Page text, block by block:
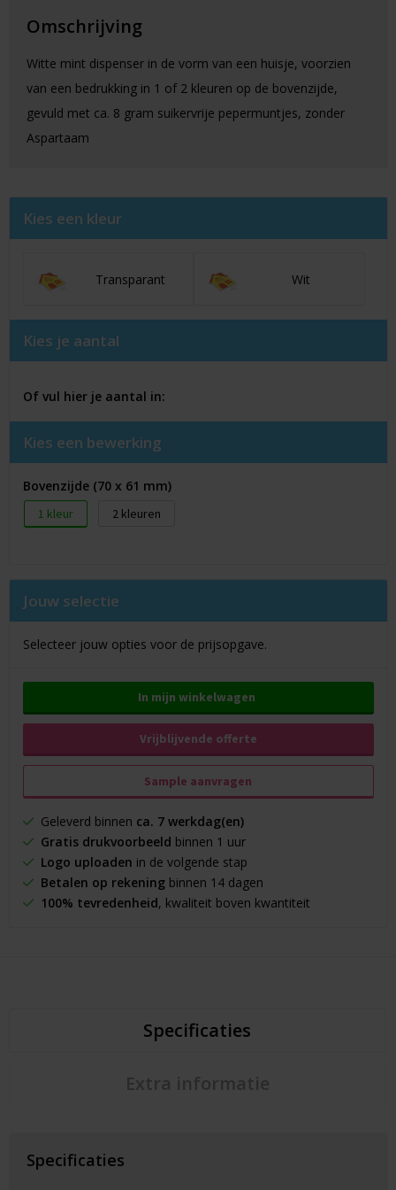
Omschrijving
Witte mint dispenser in de vorm van een huisje, voorzien
van een bedrukking in 1 of 2 kleuren op de bovenzijde,
gevuld met ca. 8 gram suikervrije pepermuntjes, zonder
Aspartaam
Kies een kleur
Transparant Wit
Kies je aantal
Of vul hier je aantal in:
Kies een bewerking
Bovenzijde (70 x 61 mm)
1 2
Jouw selectie
Selecteer jouw opties voor de prijsopgave.
In mijn winkelwagen
Vrijblijvende offerte
Sample aanvragen
Geleverd binnen ca. 7 werkdag(en)
Gratis drukvoorbeeld binnen 1 uur
Logo uploaden in de volgende stap
Betalen op rekeningbinnen 14 dagen
100% tevredenheid, kwaliteit boven kwantiteit
Specificaties
Specificaties